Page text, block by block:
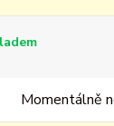
Momentálně